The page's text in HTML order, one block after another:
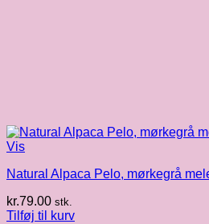
Vis
Natural Alpaca Pelo, mørkegrå
kr.79.00 stk.
Tilføj til kurv